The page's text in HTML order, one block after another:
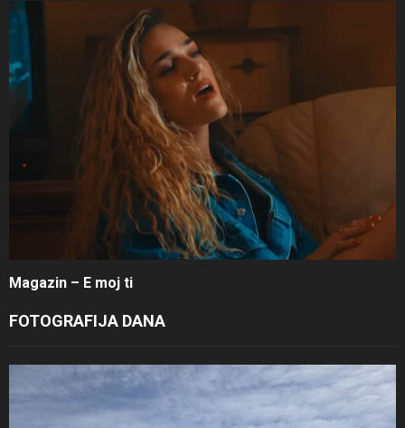
Magazin – E moj ti
FOTOGRAFIJA DANA